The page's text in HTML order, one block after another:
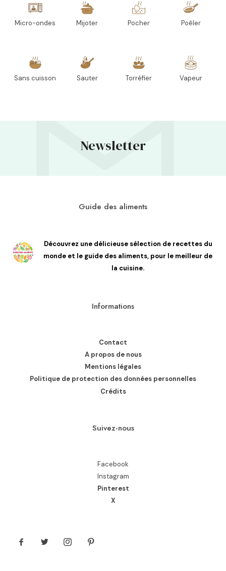
Micro-ondes Mijoter Pocher Poêler
Sans cuisson Sauter Torréfier Vapeur
Newsletter
Guide des aliments
Découvrez une délicieuse sélection de recettes du
monde et le guide des aliments, pour le meilleur de
la cuisine.
Informations
Contact
A propos de nous
Mentions légales
Politique de protection des données personnelles
Crédits
Suivez-nous
Facebook
Instagram
Pinterest
X